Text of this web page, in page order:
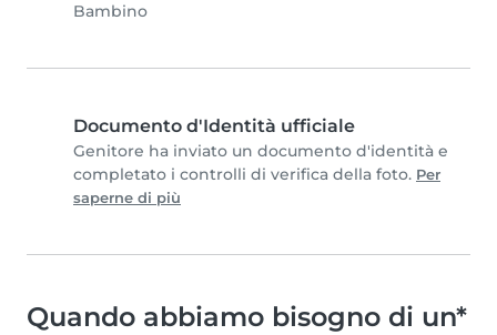
Bambino
Documento d'Identità ufficiale
Genitore ha inviato un documento d'identità e
completato i controlli di verifica della foto. Per
saperne di più
Quando abbiamo bisogno di un*